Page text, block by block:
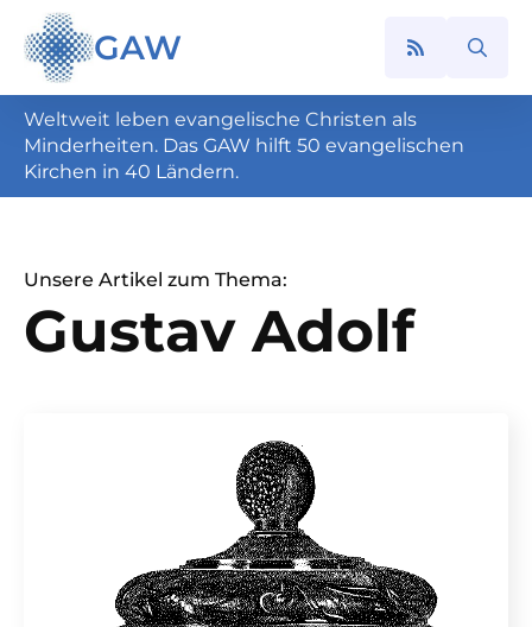
GAW
Search
Weltweit leben evangelische Christen als
Minderheiten. Das GAW hilft 50 evangelischen
Kirchen in 40 Ländern.
Unsere Artikel zum Thema:
Gustav Adolf